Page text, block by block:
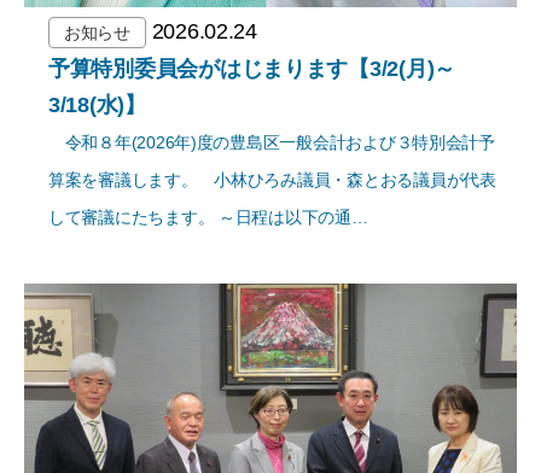
お知らせ
2026.02.24
予算特別委員会がはじまります【3/2(月)～
3/18(水)】
令和８年(2026年)度の豊島区一般会計および３特別会計予
算案を審議します。 小林ひろみ議員・森とおる議員が代表
して審議にたちます。 ～日程は以下の通…